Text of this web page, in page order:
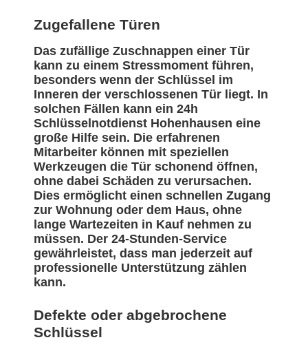
Zugefallene Türen
Das zufällige Zuschnappen einer Tür
kann zu einem Stressmoment führen,
besonders wenn der Schlüssel im
Inneren der verschlossenen Tür liegt. In
solchen Fällen kann ein 24h
Schlüsselnotdienst Hohenhausen eine
große Hilfe sein. Die erfahrenen
Mitarbeiter können mit speziellen
Werkzeugen die Tür schonend öffnen,
ohne dabei Schäden zu verursachen.
Dies ermöglicht einen schnellen Zugang
zur Wohnung oder dem Haus, ohne
lange Wartezeiten in Kauf nehmen zu
müssen. Der 24-Stunden-Service
gewährleistet, dass man jederzeit auf
professionelle Unterstützung zählen
kann.
Defekte oder abgebrochene
Schlüssel